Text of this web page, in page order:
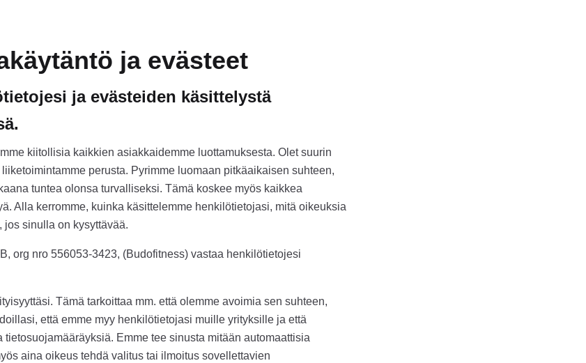
ja evästeet
ja evästeiden käsittelystä
kiitollisia kaikkien asiakkaidemme luottamuksesta. Olet suurin
perusta. Pyrimme luomaan pitkäaikaisen suhteen,
tuntea olonsa turvalliseksi. Tämä koskee myös kaikkea
Alla kerromme, kuinka käsittelemme henkilötietojasi, mitä oikeuksia
jos sinulla on kysyttävää.
org nro 556053-3423, (Budofitness) vastaa henkilötietojesi
Tämä tarkoittaa mm. että olemme avoimia sen suhteen,
että emme myy henkilötietojasi muille yrityksille ja että
tietosuojamääräyksiä. Emme tee sinusta mitään automaattisia
aina oikeus tehdä valitus tai ilmoitus sovellettavien